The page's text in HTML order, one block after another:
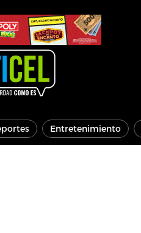
Entretenimiento